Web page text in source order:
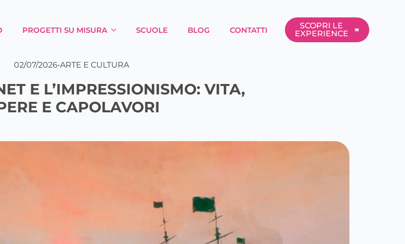
PROGETTI SU MISURA SCUOLE BLOG CONTATTI
SCOPRI LE
EXPERIENCE
02/07/2026•ARTE E CULTURA
E L’IMPRESSIONISMO: VITA,
E CAPOLAVORI